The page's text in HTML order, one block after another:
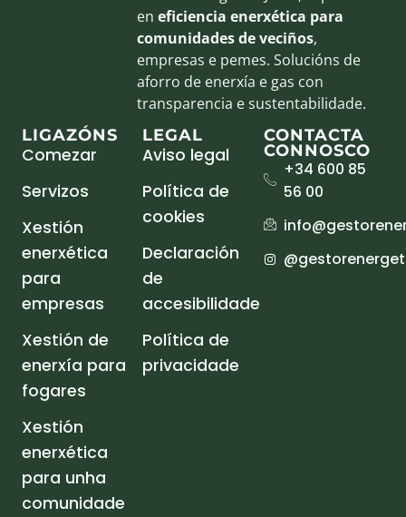
en eficiencia enerxética para
comunidades de veciños,
empresas e pemes. Solucións de
aforro de enerxía e gas con
transparencia e sustentabilidade.
LIGAZÓNS
Comezar
Servizos
Xestión
enerxética
para
empresas
Xestión de
enerxía para
fogares
Xestión
enerxética
para unha
comunidade
LEGAL
Aviso legal
Política de
cookies
Declaración
de
accesibilidade
Política de
privacidade
CONTACTA
CONNOSCO
+34 600 85
56 00